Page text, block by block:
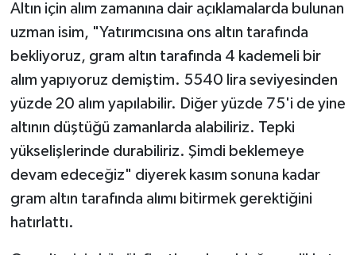
Altın için alım zamanına dair açıklamalarda bulunan
uzman isim, "Yatırımcısına ons altın tarafında
bekliyoruz, gram altın tarafında 4 kademeli bir
alım yapıyoruz demiştim. 5540 lira seviyesinden
yüzde 20 alım yapılabilir. Diğer yüzde 75'i de yine
altının düştüğü zamanlarda alabiliriz. Tepki
yükselişlerinde durabiliriz. Şimdi beklemeye
devam edeceğiz" diyerek kasım sonuna kadar
gram altın tarafında alımı bitirmek gerektiğini
hatırlattı.